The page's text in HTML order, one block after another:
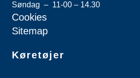
Søndag – 11-00 – 14.30
Cookies
Sitemap
Køretøjer